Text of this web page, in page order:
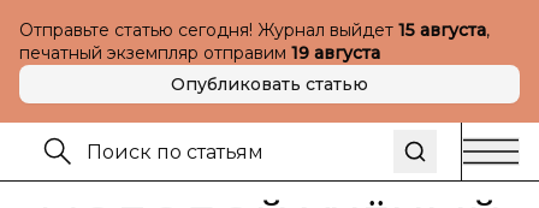
Отправьте статью сегодня! Журнал выйдет 15 августа,
печатный экземпляр отправим 19 августа
Опубликовать статью